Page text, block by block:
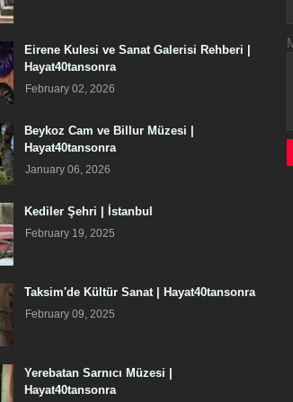
Eirene Kulesi ve Sanat Galerisi Rehberi |
Hayat40tansonra
February 02, 2026
Beykoz Cam ve Billur Müzesi |
Hayat40tansonra
January 06, 2026
Kediler Şehri | İstanbul
February 19, 2025
Taksim'de Kültür Sanat | Hayat40tansonra
February 09, 2025
Yerebatan Sarnıcı Müzesi |
Hayat40tansonra